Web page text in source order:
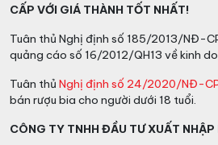
Hòa, P.4, Quận Tân Bình
Hotline:0931305789Tại Hà
Khoát, Ngoại Giao Đoàn
0849.788.111
CHILEngon khác
CẤP VỚI GIÁ THÀNH TỐT NHẤT!
Tuân thủ Nghị định số 185/2013/NĐ-
quảng cáo số 16/2012/QH13 về kinh
Tuân thủ Nghị định số 24/2020/NĐ-
bán rượu bia cho người dưới 18 tuổi.
CÔNG TY TNHH ĐẦU TƯ XUẤT NHẬP